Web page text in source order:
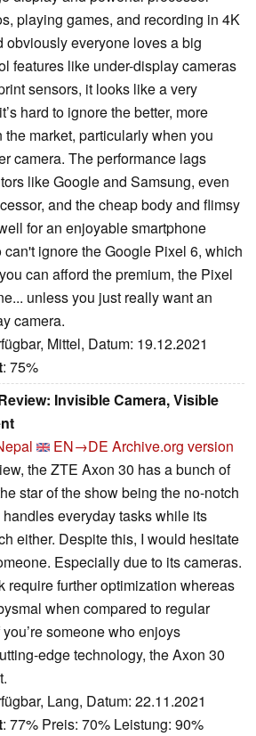
playing games, and recording in 4K
obviously everyone loves a big
features like under-display cameras
sensors, it looks like a very
hard to ignore the better, more
market, particularly when you
camera. The performance lags
like Google and Samsung, even
and the cheap body and flimsy
for an enjoyable smartphone
ignore the Google Pixel 6, which
can afford the premium, the Pixel
unless you just really want an
camera.
Mittel, Datum: 19.12.2021
: 75%
Invisible Camera, Visible
EN→DE Archive.org version
the ZTE Axon 30 has a bunch of
star of the show being the no-notch
everyday tasks while its
either. Despite this, I would hesitate
Especially due to its cameras.
require further optimization whereas
when compared to regular
someone who enjoys
edge technology, the Axon 30
Lang, Datum: 22.11.2021
: 77% Preis: 70% Leistung: 90%